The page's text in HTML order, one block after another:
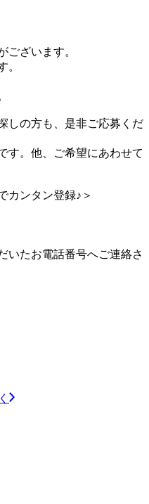
ございます。
。
しの方も、是非ご応募くだ
す。他、ご希望にあわせて
カンタン登録♪＞
いたお電話番号へご連絡さ